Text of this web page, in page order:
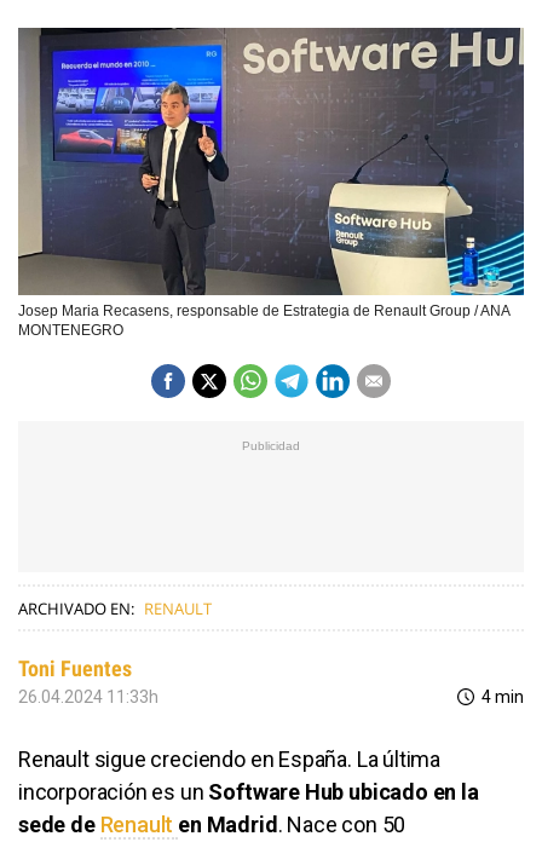
Josep Maria Recasens, responsable de Estrategia de Renault Group / ANA
MONTENEGRO
ARCHIVADO EN: RENAULT
Toni Fuentes
26.04.2024 11:33h 4 min
Renault sigue creciendo en España. La última
incorporación es un Software Hub ubicado en la
sede de Renault en Madrid. Nace con 50